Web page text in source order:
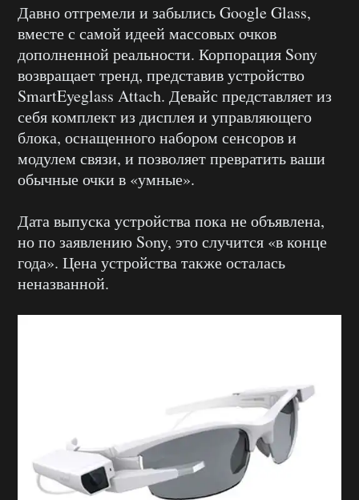
Давно отгремели и забылись Google Glass,
вместе с самой идеей массовых очков
дополненной реальности. Корпорация Sony
возвращает тренд, представив устройство
SmartEyeglass Attach. Девайс представляет из
себя комплект из дисплея и управляющего
блока, оснащенного набором сенсоров и
модулем связи, и позволяет превратить ваши
обычные очки в «умные».
Дата выпуска устройства пока не объявлена,
но по заявлению Sony, это случится «в конце
года». Цена устройства также осталась
неназванной.